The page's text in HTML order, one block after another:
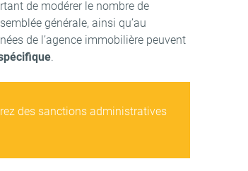
de modérer le nombre de
générale, ainsi qu’au
de l’agence immobilière peuvent
.
des sanctions administratives